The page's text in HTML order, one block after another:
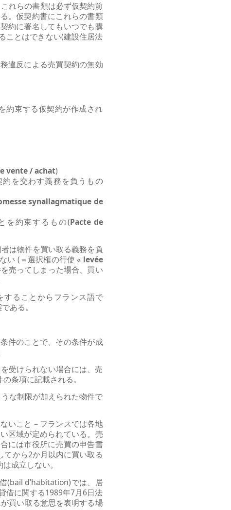
れらの書類は必ず仮契約前
。仮契約書にこれらの書類
約に署名してもいつでも購
ことはできない(建設住居法
違反による売買契約の無効
約束する仮契約が作成され
vente / achat)
を交わす義務を負うもの
synallagmatique de
を約束するもの(Pacte de
は物件を買い取る義務を負
い (＝選択権の行使 « levée
売ってしまった場合、買い
ることからフランス語で
ある。
件のことで、その条件が成
受けられない場合には、売
条項に記載される。
な制限が加えられた物件で
いこと－フランスでは各地
区域が定められている。売
には市役所に売買の申告書
てから2か月以内に買い取る
成立しない。
(bail d’habitation)では、居
借に関する1989年7月6日法
買い取る意思を表明する場